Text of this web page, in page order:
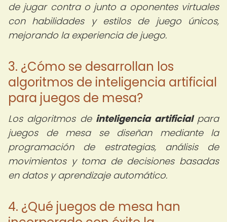
de jugar contra o junto a oponentes virtuales
con habilidades y estilos de juego únicos,
mejorando la experiencia de juego.
3. ¿Cómo se desarrollan los
algoritmos de inteligencia artificial
para juegos de mesa?
Los algoritmos de inteligencia artificialpara
juegos de mesa se diseñan mediante la
programación de estrategias, análisis de
movimientos y toma de decisiones basadas
en datos y aprendizaje automático.
4. ¿Qué juegos de mesa han